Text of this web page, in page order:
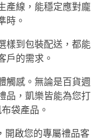
產線，能穩定應對龐
時。
樣到包裝配送，都能
戶的需求。
觸感。無論是百貨週
品，凱樂皆能為您打
袋產品。
開啟您的專屬禮品客